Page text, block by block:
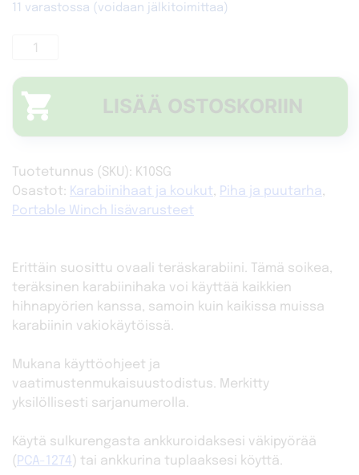
11 varastossa (voidaan jälkitoimittaa)
Karabiinihaka
teräs
25kN,
17
kierrelukitus
määrä
LISÄÄ OSTOSKORIIN
Tuotetunnus (SKU): K10SG
Osastot: Karabiinihaat ja koukut, Piha ja puutarha,
Portable Winch lisävarusteet
Erittäin suosittu ovaali teräskarabiini. Tämä soikea,
teräksinen karabiinihaka voi käyttää kaikkien
hihnapyörien kanssa, samoin kuin kaikissa muissa
karabiinin vakiokäytöissä.
Mukana käyttöohjeet ja
vaatimustenmukaisuustodistus. Merkitty
yksilöllisesti sarjanumerolla.
Käytä sulkurengasta ankkuroidaksesi väkipyörää
( PCA-1274) tai ankkurina tuplaaksesi köyttä.